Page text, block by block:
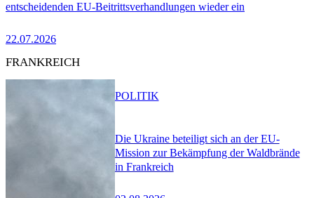
entscheidenden EU-Beitrittsverhandlungen wieder ein
22.07.2026
FRANKREICH
Die Ukraine beteiligt sich an der EU-
Mission zur Bekämpfung der Waldbrände
in Frankreich
POLITIK